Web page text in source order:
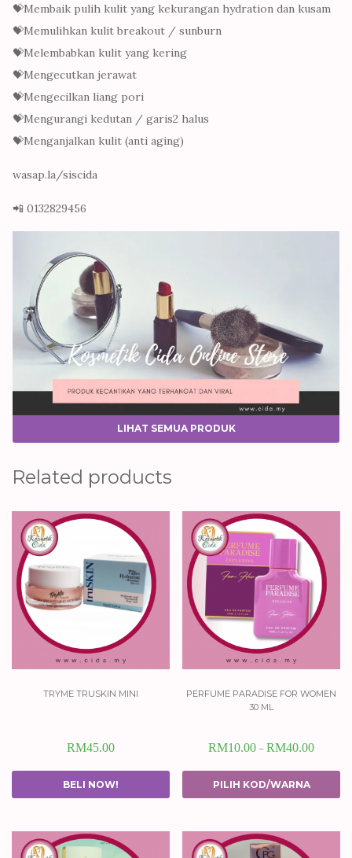
💝Membaik pulih kulit yang kekurangan hydration dan kusam
💝Memulihkan kulit breakout / sunburn
💝Melembabkan kulit yang kering
💝Mengecutkan jerawat
💝Mengecilkan liang pori
💝Mengurangi kedutan / garis2 halus
💝Menganjalkan kulit (anti aging)
wasap.la/siscida
📲 0132829456
LIHAT SEMUA PRODUK
Related products
tryme truskin mini
RM45.00
BELI NOW!
perfume paradise for women
30 ml
RM10.00 –RM40.00
PILIH KOD/WARNA